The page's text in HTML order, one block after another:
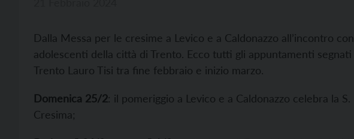
Dalla Messa per le cresime a Levico e a Caldonazzo all’incontro
adolescenti della città di Trento. Ecco tutti gli appuntamenti segnati
Trento Lauro Tisi tra fine febbraio e inizio marzo.
Domenica 25/2: il pomeriggio a Levico e a Caldonazzo celebra la
Cresima;